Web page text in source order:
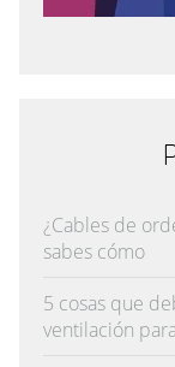
¿Cables de
sabes cómo
5 cosas que
ventilación